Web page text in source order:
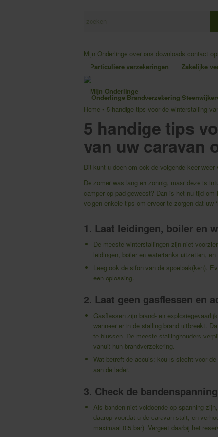
Mijn Onderlinge over ons downloads contact
Particuliere verzekeringen
Zakelijke
Mijn Onderlinge
Home • 5 handige tips voor de winterstalling
5 handige tips
van uw caravan
Dit kunt u doen om ook de volgende keer
De zomer was lang en zonnig, maar deze is
camper op pad geweest? Dan is het nu tijd
volgen enkele tips om ervoor te zorgen dat uw
1. Laat leidingen, boiler en
De meeste winterstallingen zijn niet
leidingen, boiler en watertanks uitzetten,
Leeg ook de sifon van de spoelbak(ken).
een oplossing.
2. Laat geen gasflessen en
Gasflessen zijn brand- en
wanneer er in de stalling brand uitbreekt.
te blussen. De meeste stallinghouders
vanuit hun brandverzekering.
Wat betreft de accu’s: kou is slecht voor
aan de lader.
3. Check de
Als banden niet voldoende op spanning
daarop voordat u de caravan stalt, en
maximaal 0,5 bar). Vergeet daarbij het